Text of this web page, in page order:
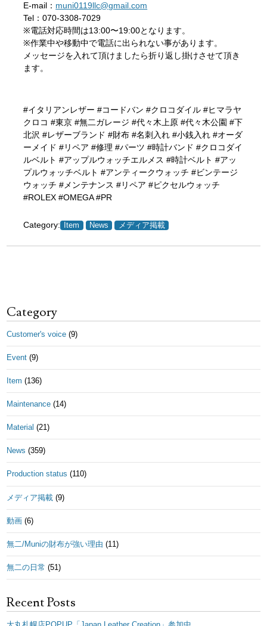
E-mail： muni0119llc@gmail.com
Tel：070-3308-7029
※電話対応時間は13:00〜19:00となります。
※作業中や移動中で電話に出られない事があります。
メッセージを入れて頂けましたら折り返し掛けさせて頂き
ます。
#イタリアンレザー #コードバン #クロコダイル #ヒマラヤ
クロコ #東京 #無二ガレージ #代々木上原 #代々木公園 #下
北沢 #レザーブランド #財布 #名刺入れ #小銭入れ #オーダ
ーメイド #リペア #修理 #パーツ #時計バンド #クロコダイ
ルベルト #アップルウォッチエルメス #時計ベルト #アッ
プルウォッチベルト #アンティークウォッチ #ビンテージ
ウォッチ #メンテナンス #リペア #ピクセルウォッチ
#ROLEX #OMEGA #PR
Category: Item News メディア掲載
Category
Customer's voice (9)
Event (9)
Item (136)
Maintenance (14)
Material (21)
News (359)
Production status (110)
メディア掲載 (9)
動画 (6)
無二/Muniの財布が強い理由 (11)
無二の日常 (51)
Recent Posts